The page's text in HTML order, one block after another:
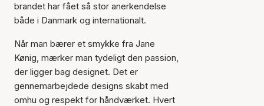
brandet har fået så stor anerkendelse
både i Danmark og internationalt.
Når man bærer et smykke fra Jane
Kønig, mærker man tydeligt den passion,
der ligger bag designet. Det er
gennemarbejdede designs skabt med
omhu og respekt for håndværket. Hvert